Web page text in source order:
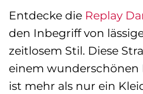
Entdecke die Replay
den Inbegriff von
zeitlosem Stil. Diese
einem wunderschönen
ist mehr als nur ein